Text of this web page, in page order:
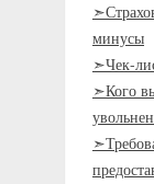
минусы
➣Чек-
➣Кого